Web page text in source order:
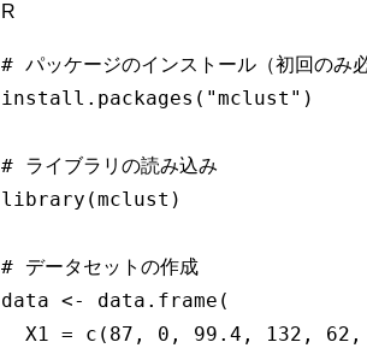
R
# パッケージのインストール（初回のみ必
install.packages("mclust")
# ライブラリの読み込み
library(mclust)
# データセットの作成
data <- data.frame(
X1 = c(87, 0, 99.4, 132,